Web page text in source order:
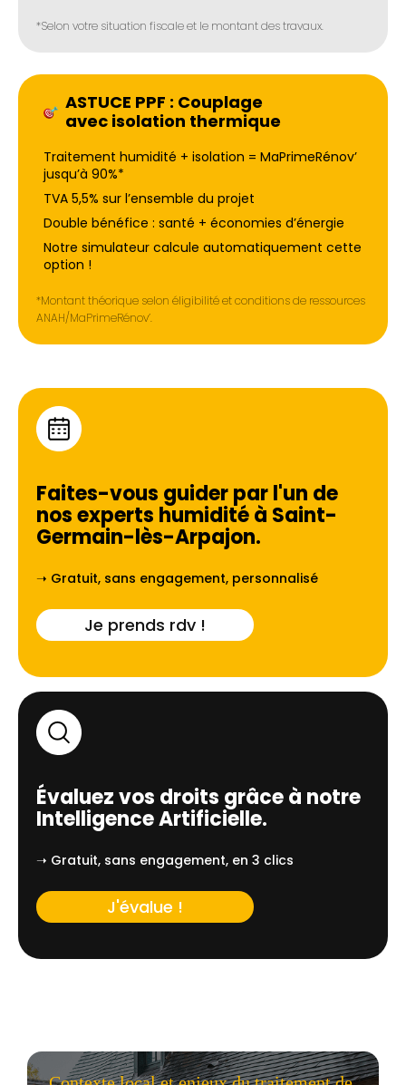
*Selon votre situation fiscale et le montant des travaux.
ASTUCE PPF : Couplage
avec isolation thermique
Traitement humidité + isolation = MaPrimeRénov’
jusqu’à 90%*
TVA 5,5% sur l’ensemble du projet
Double bénéfice : santé + économies d’énergie
Notre simulateur calcule automatiquement cette
option !
*Montant théorique selon éligibilité et conditions de ressources
ANAH/MaPrimeRénov’.
Faites-vous guider par l'un de
nos experts humidité à Saint-
Germain-lès-Arpajon.
➝ Gratuit, sans engagement, personnalisé
Je prends rdv !
Évaluez vos droits grâce à notre
Intelligence Artificielle.
➝ Gratuit, sans engagement, en 3 clics
J'évalue !